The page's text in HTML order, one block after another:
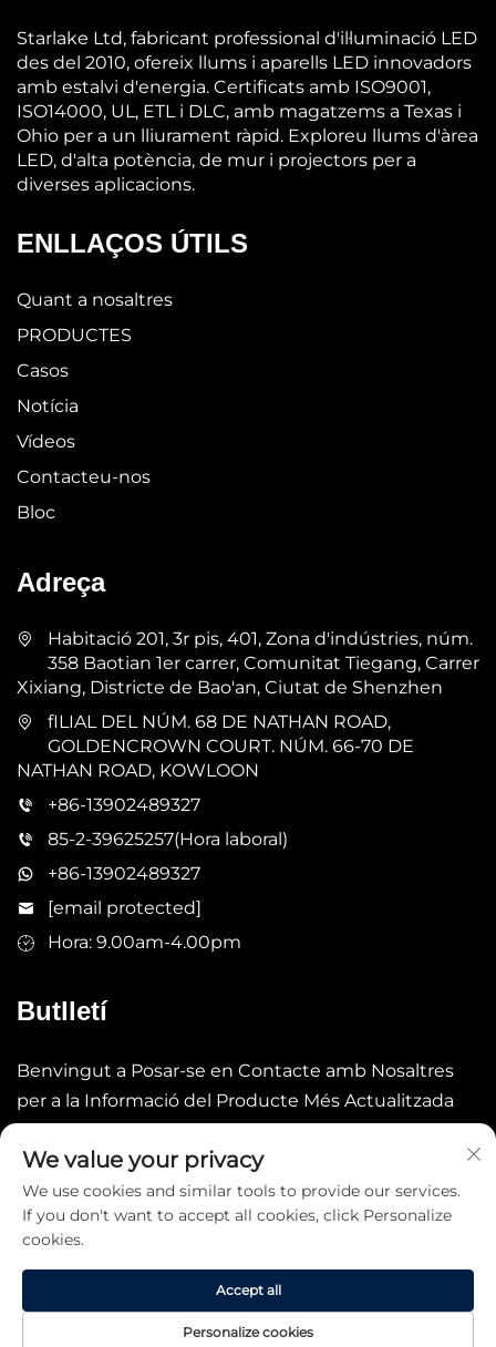
Starlake Ltd, fabricant professional d'il·luminació LED
des del 2010, ofereix llums i aparells LED innovadors
amb estalvi d'energia. Certificats amb ISO9001,
ISO14000, UL, ETL i DLC, amb magatzems a Texas i
Ohio per a un lliurament ràpid. Exploreu llums d'àrea
LED, d'alta potència, de mur i projectors per a
diverses aplicacions.
ENLLAÇOS ÚTILS
Quant a nosaltres
PRODUCTES
Casos
Notícia
Vídeos
Contacteu-nos
Bloc
Adreça
Habitació 201, 3r pis, 401, Zona d'indústries, núm.
358 Baotian 1er carrer, Comunitat Tiegang, Carrer
Xixiang, Districte de Bao'an, Ciutat de Shenzhen
fILIAL DEL NÚM. 68 DE NATHAN ROAD,
GOLDENCROWN COURT. NÚM. 66-70 DE
NATHAN ROAD, KOWLOON
+86-13902489327
85-2-39625257(Hora laboral)
+86-13902489327
[email protected]
Hora: 9.00am-4.00pm
Butlletí
Benvingut a Posar-se en Contacte amb Nosaltres
per a la Informació del Producte Més Actualitzada
Copyright © 2026 China STARLAKE LTD. Tots els drets
reservats. - Política de privacitat
We value your privacy
We use cookies and similar tools to provide our services.
If you don't want to accept all cookies, click Personalize
cookies.
Personalize cookies
Accept all